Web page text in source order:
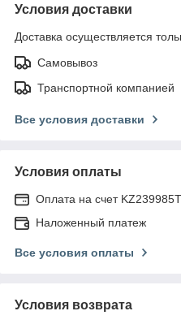
Условия доставки
Доставка осуществляется
Самовывоз
Транспортной компанией
Все условия доставки
Условия оплаты
Оплата на счет
Наложенный платеж
Все условия оплаты
Условия возврата